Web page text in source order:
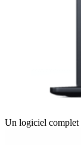
Un logiciel complet